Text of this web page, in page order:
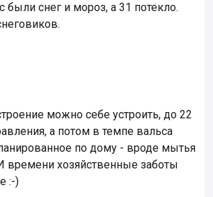
были снег и мороз, а 31 потекло.
можно себе устроить, до 22
а потом в темпе вальса
по дому - вроде мытья
времени хозяйственные заботы
:-)